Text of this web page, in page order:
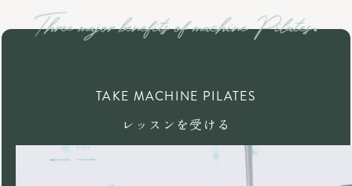
TAKE MACHINE PILATES
レッスンを受ける